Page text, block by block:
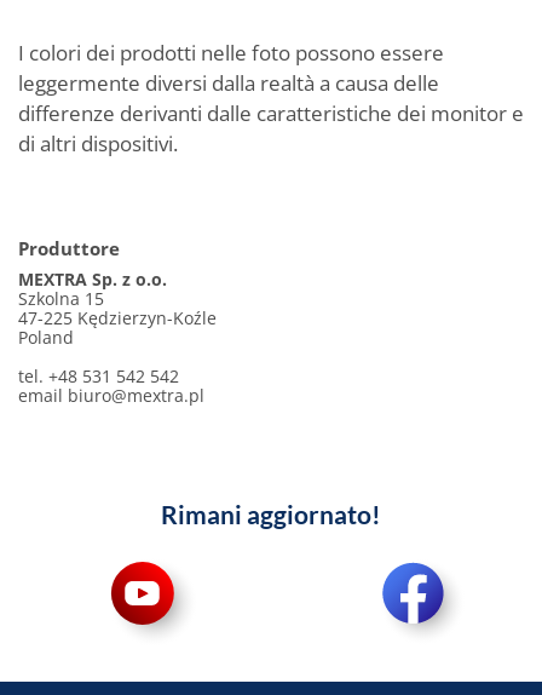
I colori dei prodotti nelle foto possono essere
leggermente diversi dalla realtà a causa delle
differenze derivanti dalle caratteristiche dei monitor e
di altri dispositivi.
Produttore
MEXTRA Sp. z o.o.
Szkolna 15
47-225 Kędzierzyn-Koźle
Poland
tel. +48 531 542 542
email biuro@mextra.pl
Rimani aggiornato!